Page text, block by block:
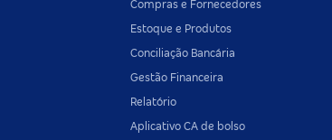
Compras e Fornecedores
Estoque e Produtos
Conciliação Bancária
Gestão Financeira
Relatório
Aplicativo CA de bolso